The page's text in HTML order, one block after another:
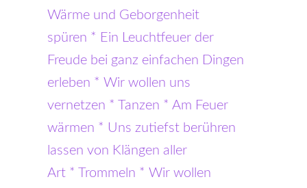
Wärme und Geborgenheit
spüren * Ein Leuchtfeuer der
Freude bei ganz einfachen Dingen
erleben * Wir wollen uns
vernetzen * Tanzen * Am Feuer
wärmen * Uns zutiefst berühren
lassen von Klängen aller
Art * Trommeln * Wir wollen